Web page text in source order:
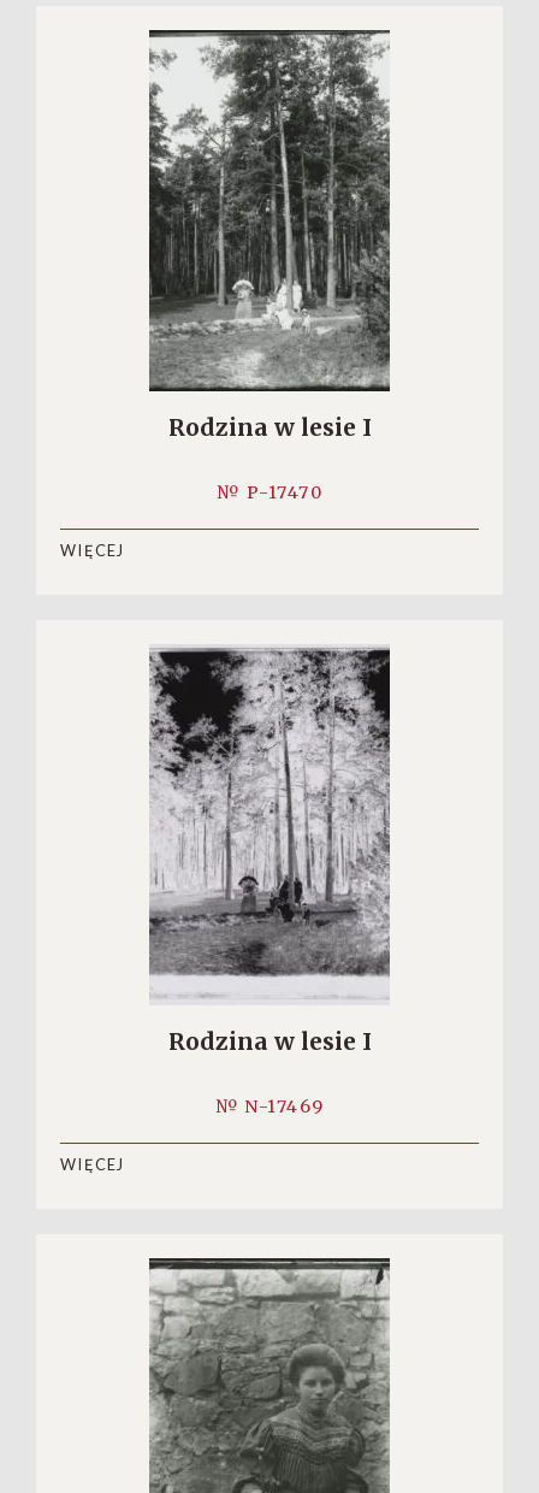
Rodzina w lesie I
№ P-17470
WIĘCEJ
Rodzina w lesie I
№ N-17469
WIĘCEJ